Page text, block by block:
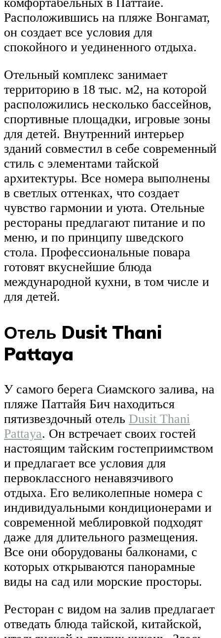
Расположившись на пляже Вонгамат,
он создает все условия для
спокойного и уединенного отдыха.
Отельный комплекс занимает
территорию в 18 тыс. м2, на которой
расположились несколько бассейнов,
спортивные площадки, игровые зоны
для детей. Внутренний интерьер
зданий совместил в себе современный
стиль с элементами тайской
архитектуры. Все номера выполнены
в светлых оттенках, что создает
чувство гармонии и уюта. Отельные
рестораны предлагают питание и по
меню, и по принципу шведского
стола. Профессиональные повара
готовят вкуснейшие блюда
международной кухни, в том числе и
для детей.
Отель Dusit Thani
Pattaya
У самого берега Сиамского залива, на
пляже Паттайя Бич находиться
пятизвездочный отель Dusit Thani
Pattaya. Он встречает своих гостей
настоящим тайским гостеприимством
и предлагает все условия для
первоклассного ненавязчивого
отдыха. Его великолепные номера с
индивидуальными кондиционерами и
современной меблировкой подходят
даже для длительного размещения.
Все они оборудованы балконами, с
которых открываются панорамные
виды на сад или морские просторы.
Ресторан с видом на залив предлагает
отведать блюда тайской, китайской,